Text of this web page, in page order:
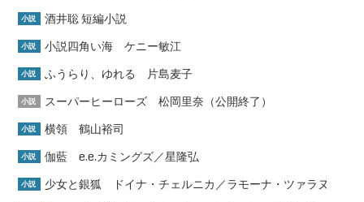
小説 酒井聡 短編小説
小説 小説四角い海 ケニー敏江
小説 ふうらり、ゆれる 片島麦子
小説 スーパーヒーローズ 松岡里奈（公開終了）
小説 横領 鶴山裕司
小説 伽藍 e.e.カミングズ／星隆弘
小説 少女と銀狐 ドイナ・チェルニカ／ラモーナ・ツァラヌ